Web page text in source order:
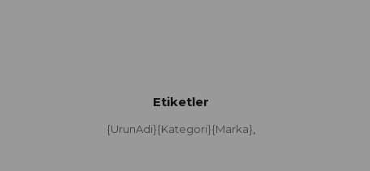
Etiketler
{UrunAdi}{Kategori}{Marka},